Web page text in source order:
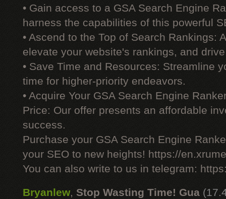
• Gain access to a GSA Search Engine
harness the capabilities of this powerful
• Ascend to the Top of Search Rankings:
elevate your website's rankings, and
• Save Time and Resources: Streamline
time for higher-priority endeavors.
• Acquire Your GSA Search Engine
Price: Our offer presents an affordable
success.
Purchase your GSA Search Engine
your SEO to new heights! https://
You can also write to us in telegram:
Bryanlew,Stop Wasting Time! Gua